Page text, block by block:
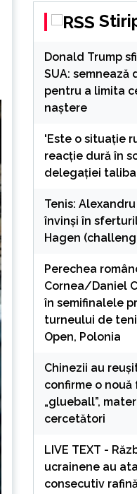
Donald Trump
SUA: semnează
pentru a limita
naștere
'Este o situație
reacție dură în
delegației
Tenis:
învinşi în
Hagen
Perechea
Cornea/Daniel
în semifinalele
turneului de
Open, Polonia
Chinezii au
confirme o
„glueball”,
cercetători
LIVE TEXT -
ucrainene au
consecutiv